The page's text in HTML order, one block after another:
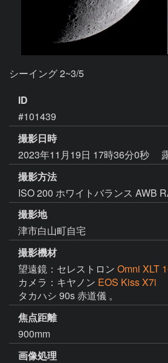
シーイング 2~3/5
ID
#101439
撮影日時
2023年11月19日 17時36分0秒
撮影方法
ISO 200 ホワイトバランス AWB
撮影地
津市白山町自宅
撮影機材
望遠鏡：セレストロン Omni XLT
カメラ：キヤノン EOS Kiss X7i
タカハシ 90s 赤道儀 。
焦点距離
900mm
画像処理